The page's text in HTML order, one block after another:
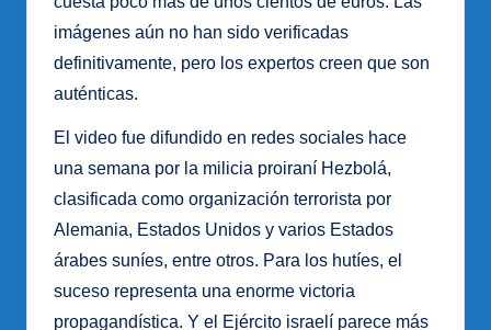
imágenes aún no han sido verificadas
definitivamente, pero los expertos creen que son
auténticas.
El video fue difundido en redes sociales hace
una semana por la milicia proiraní Hezbolá,
clasificada como organización terrorista por
Alemania, Estados Unidos y varios Estados
árabes suníes, entre otros. Para los hutíes, el
suceso representa una enorme victoria
propagandística. Y el Ejército israelí parece más